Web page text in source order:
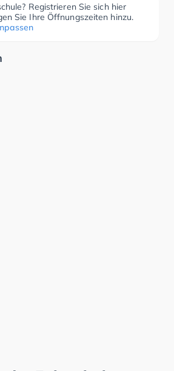
Registrieren Sie sich hier
Sie Ihre Öffnungszeiten hinzu.